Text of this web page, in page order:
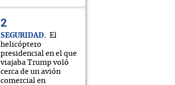
SEGURIDAD
El
helicóptero
presidencial en el que
viajaba Trump voló
cerca de un avión
comercial en